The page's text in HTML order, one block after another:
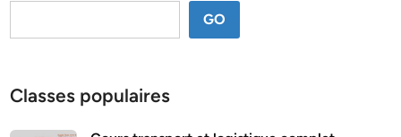
GO
Classes populaires